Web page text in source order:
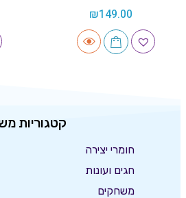
₪149.00
קטגוריות
חומרי יצירה
חגים ועונות
משחקים